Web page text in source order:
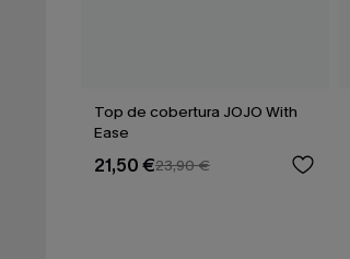
Top de cobertura JOJO With
Ease
21,50 €23,90 €